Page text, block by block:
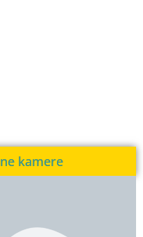
kamere